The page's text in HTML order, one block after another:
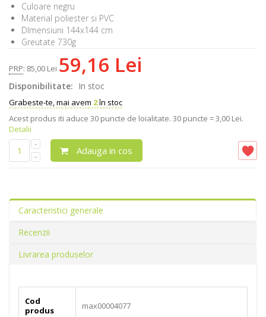
Culoare negru
Material poliester si PVC
DImensiuni 144x144 cm
Greutate 730g
PRP: 85,00 Lei 59,16 Lei
Disponibilitate: In stoc
Grabeste-te, mai avem 2în stoc
Acest produs iti aduce 30 puncte de loialitate. 30 puncte = 3,00 Lei.
Detalii
Adauga in cos
Caracteristici generale
Recenzii
Livrarea produselor
Cod
produs
max00004077